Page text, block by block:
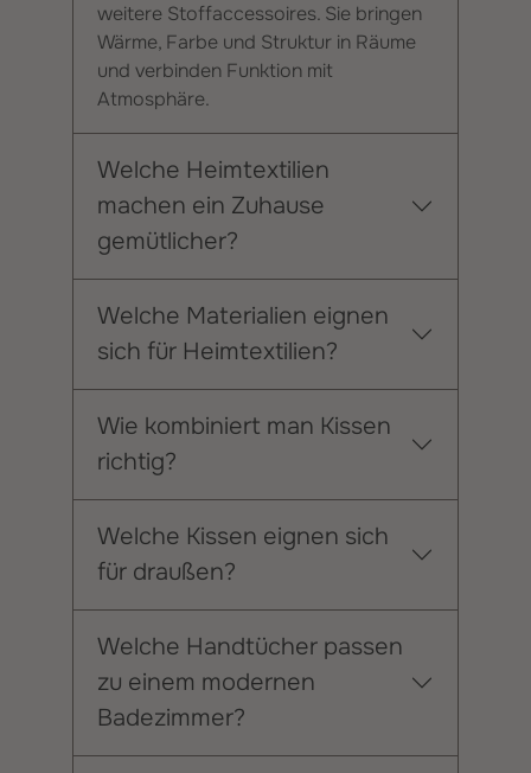
weitere Stoffaccessoires. Sie bringen
Wärme, Farbe und Struktur in Räume
und verbinden Funktion mit
Atmosphäre.
Welche Heimtextilien
machen ein Zuhause
gemütlicher?
Welche Materialien eignen
sich für Heimtextilien?
Wie kombiniert man Kissen
richtig?
Welche Kissen eignen sich
für draußen?
Welche Handtücher passen
zu einem modernen
Badezimmer?